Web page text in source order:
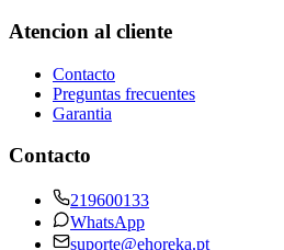
Atencion al cliente
Contacto
Preguntas frecuentes
Garantia
Contacto
219600133
WhatsApp
suporte@ehoreka.pt